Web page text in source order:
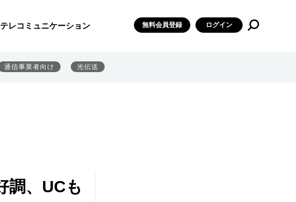
レコミュニケーション 無料会員登録 ログイン
通信事業者向け 光伝送
調、UCも